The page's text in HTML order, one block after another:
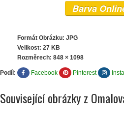
Barva
Formát Obrázku: JPG
Velikost: 27 KB
Rozměrech: 848 × 1098
Podíl: Facebook Pinterest
Související obrázky z